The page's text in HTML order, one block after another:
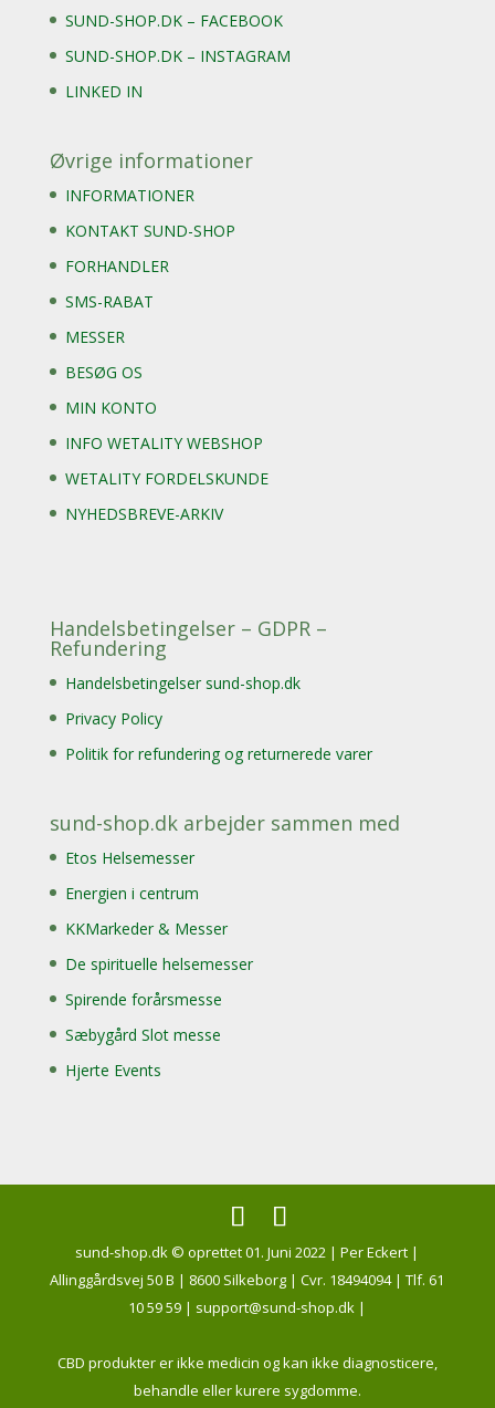
SUND-SHOP.DK – FACEBOOK
SUND-SHOP.DK – INSTAGRAM
LINKED IN
Øvrige informationer
INFORMATIONER
KONTAKT SUND-SHOP
FORHANDLER
SMS-RABAT
MESSER
BESØG OS
MIN KONTO
INFO WETALITY WEBSHOP
WETALITY FORDELSKUNDE
NYHEDSBREVE-ARKIV
Handelsbetingelser – GDPR –
Refundering
Handelsbetingelser sund-shop.dk
Privacy Policy
Politik for refundering og returnerede varer
sund-shop.dk arbejder sammen med
Etos Helsemesser
Energien i centrum
KKMarkeder & Messer
De spirituelle helsemesser
Spirende forårsmesse
Sæbygård Slot messe
Hjerte Events
sund-shop.dk © oprettet 01. Juni 2022 | Per Eckert |
Allinggårdsvej 50 B | 8600 Silkeborg | Cvr. 18494094 | Tlf. 61
10 59 59 | support@sund-shop.dk |
CBD produkter er ikke medicin og kan ikke diagnosticere,
behandle eller kurere sygdomme.